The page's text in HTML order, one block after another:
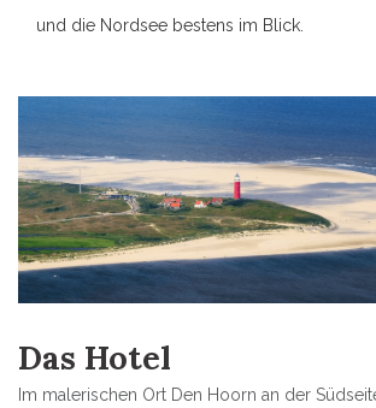
und die Nordsee bestens im Blick.
Das Hotel
Im malerischen Ort Den Hoorn an der